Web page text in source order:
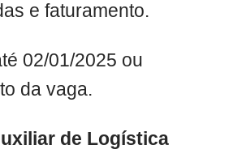
e faturamento.
02/01/2025 ou
da vaga.
de Logística